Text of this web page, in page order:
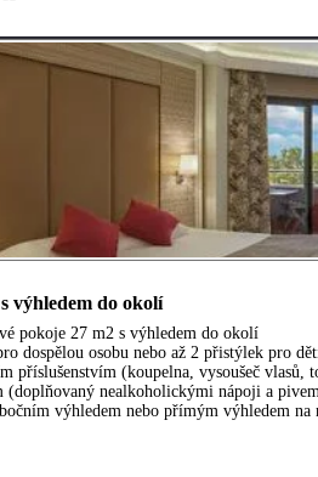
výhledem do okolí
pokoje 27 m2 s výhledem do okolí
dospělou osobu nebo až 2 přistýlek pro
příslušenstvím (koupelna, vysoušeč
(doplňovaný nealkoholickými nápoji a
výhledem nebo přímým výhledem na